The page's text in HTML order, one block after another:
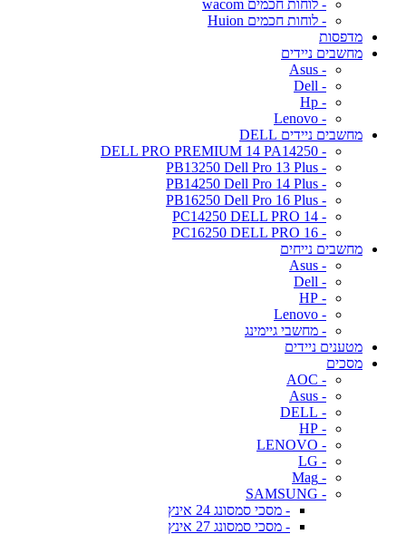
- לוחות חכמים wacom
- לוחות חכמים Huion
מדפסות
מחשבים ניידים
- Asus
- Dell
- Hp
- Lenovo
מחשבים ניידים DELL
- DELL PRO PREMIUM 14 PA14250
- PB13250 Dell Pro 13 Plus
- PB14250 Dell Pro 14 Plus
- PB16250 Dell Pro 16 Plus
- PC14250 DELL PRO 14
- PC16250 DELL PRO 16
מחשבים נייחים
- Asus
- Dell
- HP
- Lenovo
- מחשבי גיימינג
מטענים ניידים
מסכים
- AOC
- Asus
- DELL
- HP
- LENOVO
- LG
- Mag
- SAMSUNG
- מסכי סמסונג 24 אינץ
- מסכי סמסונג 27 אינץ